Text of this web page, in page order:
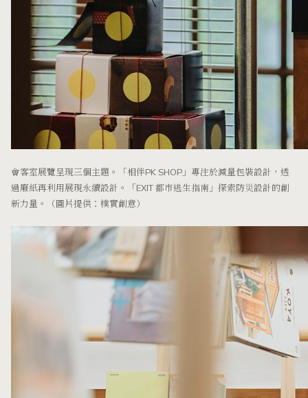
會客室展覽呈現三個主題。「相伴PK SHOP」專注於減量包裝設計，透
過廢紙再利用展現永續設計。「EXIT 都市逃生指南」探索防災設計的創
新力量。（圖片提供：樸實創意）